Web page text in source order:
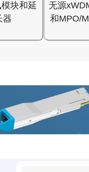
块和延
器
无源
和MPO/